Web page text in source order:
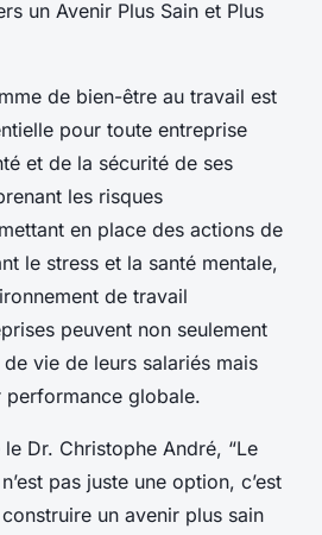
un Avenir Plus Sain et Plus
de bien-être au travail est
pour toute entreprise
et de la sécurité de ses
les risques
en place des actions de
le stress et la santé mentale,
de travail
peuvent non seulement
vie de leurs salariés mais
globale.
Dr. Christophe André, “Le
pas juste une option, c’est
un avenir plus sain